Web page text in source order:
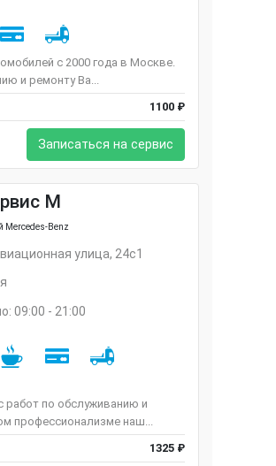
с 2000 года в Москве.
и ремонту Ва...
1100 ₽
Записаться на сервис
М
Mercedes-Benz
улица, 24с1
09:00 - 21:00
работ по обслуживанию и
профессионализме наш...
1325 ₽